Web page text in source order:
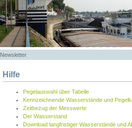
Newsletter
Hilfe
Pegelauswahl über Tabelle
Kennzeichnende Wasserstände und
Zeitbezug der Messwerte
Der Wasserstand
Download langfristiger Wasserstände und